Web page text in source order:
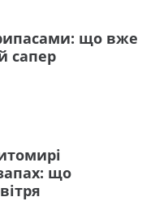
що вже
сапер
що